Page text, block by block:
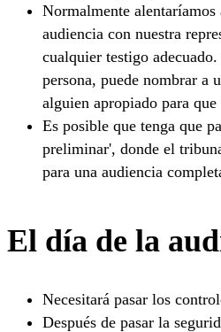
Normalmente
audiencia con nuestra
cualquier testigo
persona, puede nombrar a
alguien apropiado para que
Es posible que tenga que
preliminar', donde el
para una audiencia
El día de la
Necesitará pasar los
Después de pasar la